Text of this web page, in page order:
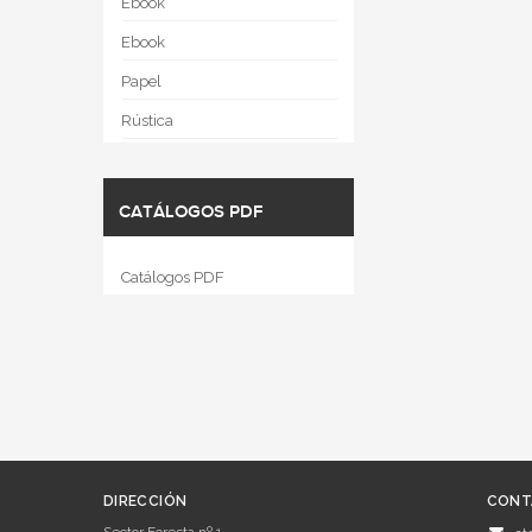
Ebook
Papel
Rústica
CATÁLOGOS PDF
Catálogos PDF
DIRECCIÓN